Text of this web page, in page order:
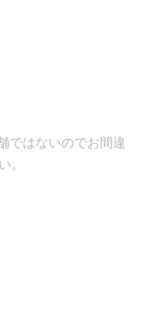
ではないのでお間違